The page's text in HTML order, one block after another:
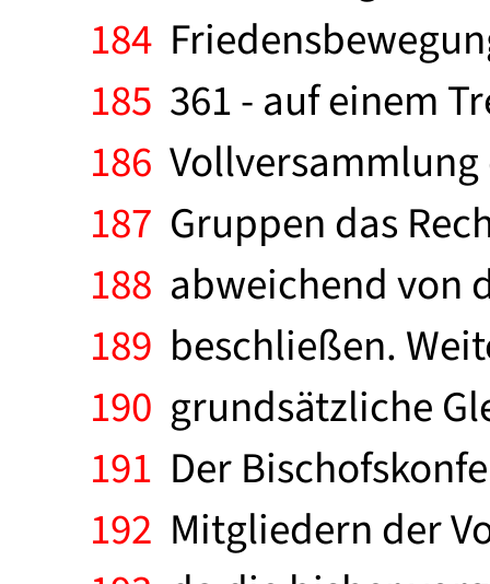
184
185 361 - auf einem
186
187 Gruppen das
188 abweichend von
189 beschließen.
190 grundsätzliche
191 Der
192 Mitgliedern der